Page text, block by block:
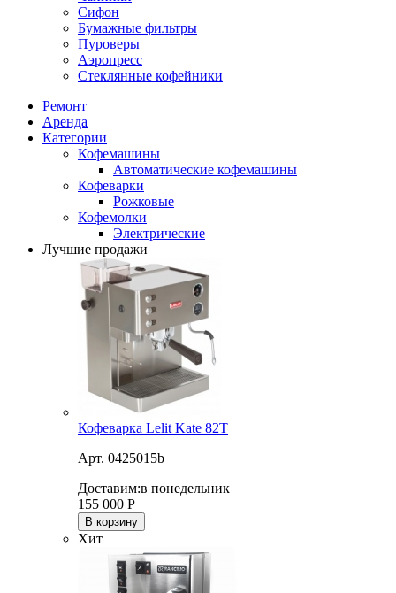
Сифон
Бумажные фильтры
Пуроверы
Аэропресс
Стеклянные кофейники
Ремонт
Аренда
Категории
Кофемашины
Автоматические кофемашины
Кофеварки
Рожковые
Кофемолки
Электрические
Лучшие продажи
Кофеварка Lelit Kate 82T
Арт. 0425015b
Доставим:в понедельник
155 000 Р
В корзину
Хит